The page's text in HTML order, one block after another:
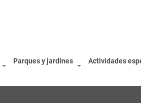
Parques y jardines Actividades